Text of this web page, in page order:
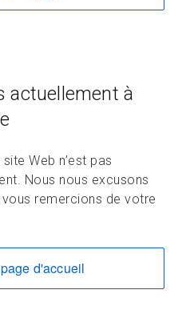
actuellement à
Web n’est pas
Nous nous excusons
remercions de votre
d'accueil